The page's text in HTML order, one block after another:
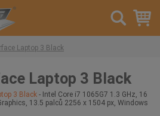
Laptop 3 Black
Laptop 3 Black
3 Black - Intel Core i7 1065G7 1.3 GHz, 16
13.5 palců 2256 x 1504 px, Windows